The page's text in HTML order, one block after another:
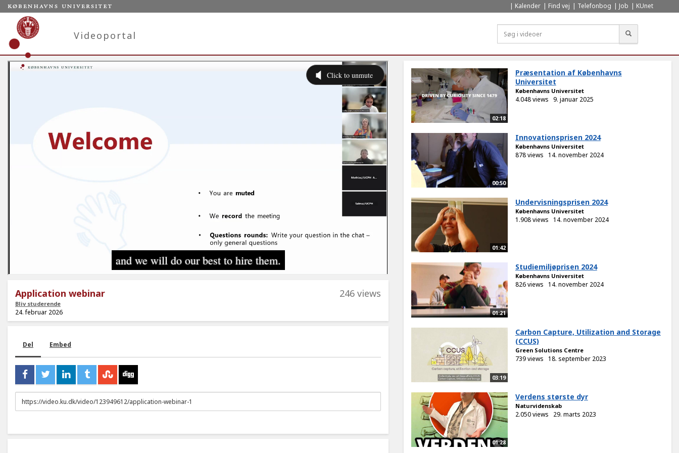
Kalender Find vej Telefonbog Job KUnet
Videoportal
Application webinar
Bliv studerende
246 views
24. februar 2026
Del Embed
URL
to
02:18
Præsentation af Københavns
Universitet
Københavns Universitet
4.048 views 9. januar 2025
00:50
Innovationsprisen 2024
Københavns Universitet
878 views 14. november 2024
01:42
Undervisningsprisen 2024
Københavns Universitet
1.908 views 14. november 2024
01:21
Studiemiljøprisen 2024
Københavns Universitet
826 views 14. november 2024
03:19
Carbon Capture, Utilization and Storage
(CCUS)
Green Solutions Centre
739 views 18. september 2023
01:28
Verdens største dyr
Naturvidenskab
2.050 views 29. marts 2023